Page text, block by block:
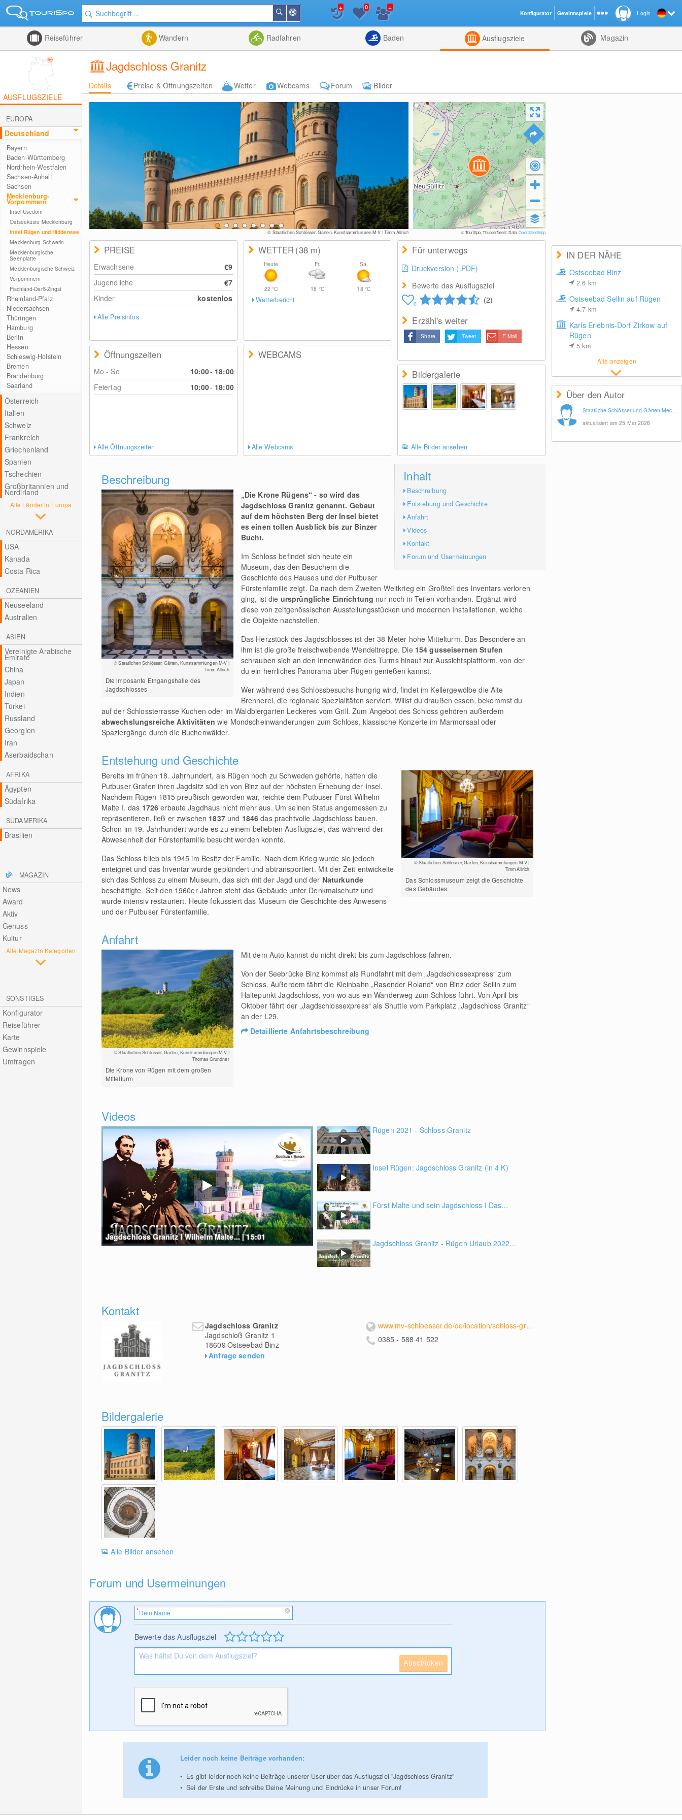
der
Nähe
Suchen
Listenansicht
+ 0 +
Reiseführer Wandern Radfahren Baden Ausflugsziele Magazin
Jagdschloss Granitz
Details Preise & Öffnungszeiten Wetter Webcams Forum
Bilder
AUSFLUGSZIELE
EUROPA
Deutschland
Bayern
Baden-Württemberg
Nordrhein-Westfalen
Sachsen-Anhalt
Sachsen
Mecklenburg-
Vorpommern
Insel Usedom
Ostseeküste Mecklenburg
Insel Rügen und Hiddensee
Mecklenburg-Schwerin
Mecklenburgische
Seenplatte
Mecklenburgische Schweiz
Vorpommern
Fischland-Darß-Zingst
Rheinland-Pfalz
Niedersachsen
Thüringen
Hamburg
Berlin
Hessen
Schleswig-Holstein
Bremen
Brandenburg
Saarland
Österreich
Italien
Schweiz
Frankreich
Griechenland
Spanien
Tschechien
Großbritannien und
Nordirland
Alle Länder in Europa
NORDAMERIKA
USA
Kanada
Costa Rica
OZEANIEN
Neuseeland
Australien
ASIEN
Vereinigte Arabische
Emirate
China
Japan
Indien
Türkei
Russland
Georgien
Iran
Aserbaidschan
AFRIKA
Ägypten
Südafrika
SÜDAMERIKA
Brasilien
MAGAZIN
News
Award
Aktiv
Genuss
Kultur
Alle Magazin Kategorien
SONSTIGES
Konfigurator
Reiseführer
Karte
Gewinnspiele
Umfragen
© Staatlichen Schlösser, Gärten, Kunstsammlungen M-V | Timm Allrich © TouriSpo, Thunderforest, Data:OpenStreetMap
IN DER NÄHE
Ostseebad Binz
2.6 km
Ostseebad Sellin auf Rügen
4.7 km
Karls Erlebnis-Dorf Zirkow auf
Rügen
5km
Alle anzeigen
Über den Autor
Staatliche Schlösser und Gärten Mecklenburg-Vorpommern
aktualisiert am 25 Mar 2026
PREISE
Erwachsene
€9
Jugendliche
€7
Kinder
kostenlos
Alle Preisinfos
Öffnungszeiten
Mo - So 10:00- 18:00
Feiertag
10:00- 18:00
Alle Öffnungszeiten
WETTER(38 m)
Heute
22°C
Fr.
18 °C
Sa.
18 °C
Wetterbericht
WEBCAMS
Alle Webcams
Für unterwegs
Druckversion (.PDF)
Bewerte das Ausflugsziel
0 (2)
Erzähl's weiter
Share Tweet E-Mail
Bildergalerie
Alle Bilder ansehen
Inhalt
Beschreibung
Entstehung und Geschichte
Anfahrt
Videos
Kontakt
Forum und Usermeinungen
Beschreibung
© Staatlichen Schlösser, Gärten, Kunstsammlungen M-V |
Timm Allrich
Die imposante Eingangshalle des
Jagdschlosses
„Die Krone Rügens“ - so wird das
Jagdschloss Granitz genannt. Gebaut
auf dem höchsten Berg der Insel bietet
es einen tollen Ausblick bis zur Binzer
Bucht.
Im Schloss befindet sich heute ein
Museum, das den Besuchern die
Geschichte des Hauses und der Putbuser
Fürstenfamilie zeigt. Da nach dem Zweiten Weltkrieg ein Großteil des Inventars verloren
ging, ist die ursprüngliche Einrichtung nur noch in Teilen vorhanden. Ergänzt wird
diese von zeitgenössischen Ausstellungsstücken und modernen Installationen, welche
die Objekte nachstellen.
Das Herzstück des Jagdschlosses ist der 38 Meter hohe Mittelturm. Das Besondere an
ihm ist die große freischwebende Wendeltreppe. Die 154 gusseisernen Stufen
schrauben sich an den Innenwänden des Turms hinauf zur Aussichtsplattform, von der
du ein herrliches Panorama über Rügen genießen kannst.
Wer während des Schlossbesuchs hungrig wird, findet im Kellergewölbe die Alte
Brennerei, die regionale Spezialitäten serviert. Willst du draußen essen, bekommst du
auf der Schlossterrasse Kuchen oder im Waldbiergarten Leckeres vom Grill. Zum Angebot des Schloss gehören außerdem
abwechslungsreiche Aktivitäten wie Mondscheinwanderungen zum Schloss, klassische Konzerte im Marmorsaal oder
Spaziergänge durch die Buchenwälder.
Entstehung und Geschichte
© Staatlichen Schlösser, Gärten, Kunstsammlungen M-V |
Timm Allrich
Das Schlossmuseum zeigt die Geschichte
des Gebäudes.
Bereits im frühen 18. Jahrhundert, als Rügen noch zu Schweden gehörte, hatten die
Putbuser Grafen ihren Jagdsitz südlich von Binz auf der höchsten Erhebung der Insel.
Nachdem Rügen 1815 preußisch geworden war, reichte dem Putbuser Fürst Wilhelm
Malte I. das 1726erbaute Jagdhaus nicht mehr aus. Um seinen Status angemessen zu
repräsentieren, ließ er zwischen 1837 und 1846das prachtvolle Jagdschloss bauen.
Schon im 19. Jahrhundert wurde es zu einem beliebten Ausflugsziel, das während der
Abwesenheit der Fürstenfamilie besucht werden konnte.
Das Schloss blieb bis 1945 im Besitz der Familie. Nach dem Krieg wurde sie jedoch
enteignet und das Inventar wurde geplündert und abtransportiert. Mit der Zeit entwickelte
sich das Schloss zu einem Museum, das sich mit der Jagd und der Naturkunde
beschäftigte. Seit den 1960er Jahren steht das Gebäude unter Denkmalschutz und
wurde intensiv restauriert. Heute fokussiert das Museum die Geschichte des Anwesens
und der Putbuser Fürstenfamilie.
Anfahrt
© Staatlichen Schlösser, Gärten, Kunstsammlungen M-V |
Thomas Grundner
Die Krone von Rügen mit dem großen
Mittelturm
Mit dem Auto kannst du nicht direkt bis zum Jagdschloss fahren.
Von der Seebrücke Binz kommst als Rundfahrt mit dem „Jagdschlossexpress“ zum
Schloss. Außerdem fährt die Kleinbahn „Rasender Roland“ von Binz oder Sellin zum
Haltepunkt Jagdschloss, von wo aus ein Wanderweg zum Schloss führt. Von April bis
Oktober fährt der „Jagdschlossexpress“ als Shuttle vom Parkplatz „Jagdschloss Granitz“
an der L29.
Detaillierte Anfahrtsbeschreibung
Videos
Jagdschloss Granitz I Wilhelm Malte... | 15:01
Rügen 2021 - Schloss Granitz
Insel Rügen: Jagdschloss Granitz (in 4 K)
Fürst Malte und sein Jagdschloss I Das...
Jagdschloss Granitz - Rügen Urlaub 2022...
Kontakt
Jagdschloss Granitz
Jagdschloß Granitz 1
18609 Ostseebad Binz
Anfrage senden
www.mv-schloesser.de/de/location/schloss-granitz/
0385 - 588 41 522
Bildergalerie
Alle Bilder ansehen
Forum und Usermeinungen
Bewerte das Ausflugsziel
Abschicken
Leider noch keine Beiträge vorhanden:
Es gibt leider noch keine Beiträge unserer User über das Ausflugsziel "Jagdschloss Granitz"
Sei der Erste und schreibe Deine Meinung und Eindrücke in unser Forum!
Login
Konfigurator Gewinnspiele